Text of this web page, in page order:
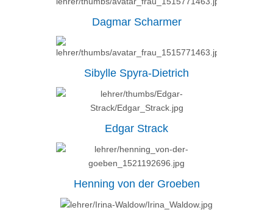
Dagmar Scharmer
Sibylle Spyra-Dietrich
Edgar Strack
Henning von der Groeben